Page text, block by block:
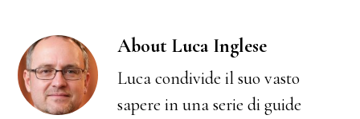
AboutLuca Inglese
Luca condivide il suo vasto
sapere in una serie di guide